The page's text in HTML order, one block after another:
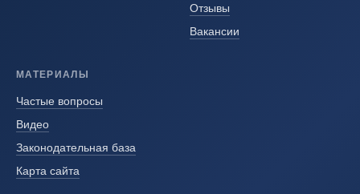
Отзывы
Вакансии
МАТЕРИАЛЫ
Частые вопросы
Видео
Законодательная база
Карта сайта